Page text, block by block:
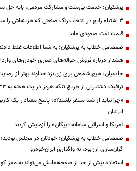
پزشکیان: خدمت بی‌منت و مشارکت مردمی، پایه حل
3 اشتباه رایج در انتخاب رنگ صنعتی که هزینه‌اش را سال‌ها می‌پردازید...
قیمت نفت صعودی ماند
صمصامی خطاب به پزشکیان: به شما اطلاعات غلط
هشدار درباره فروش حواله‌های صوری خودروهای
خادمیان: هیچ شفیعی برای زن نزد خداوند بهتر از
ترافیک کشتیرانی از طریق تنگه هرمز در یک هفته به ۳۳ کشتی کاهش یافت
«چرا نباید از شما متنفر باشند؟»؛ پاسخ معنادار یک
ایرانیان
آمریکا و اسرائیل سامانه «پیکان» را آزمایش کردند
صمصامی خطاب به پزشکیان: خودتان در مجلس بودید؛
گران‌سازی ارز بود، نه واگذاری ایران‌خودرو
استفاده بیش از حد از صفحه‌نمایش می‌تواند به مغز